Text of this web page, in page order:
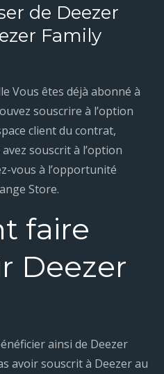
de Deezer
Family
Vous êtes déjà abonné à
souscrire à l’option
client du contrat,
souscrit à l’option
vous à l’opportunité
Store.
faire
Deezer
ainsi de Deezer
avoir souscrit à Deezer au